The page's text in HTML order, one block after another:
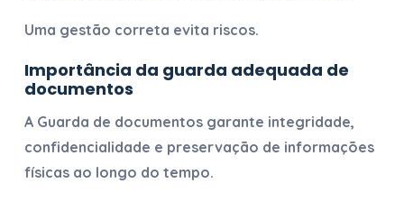
Uma gestão correta evita riscos.
Importância da guarda adequada de
documentos
A Guarda de documentosgarante integridade,
confidencialidade e preservação de informações
físicas ao longo do tempo.